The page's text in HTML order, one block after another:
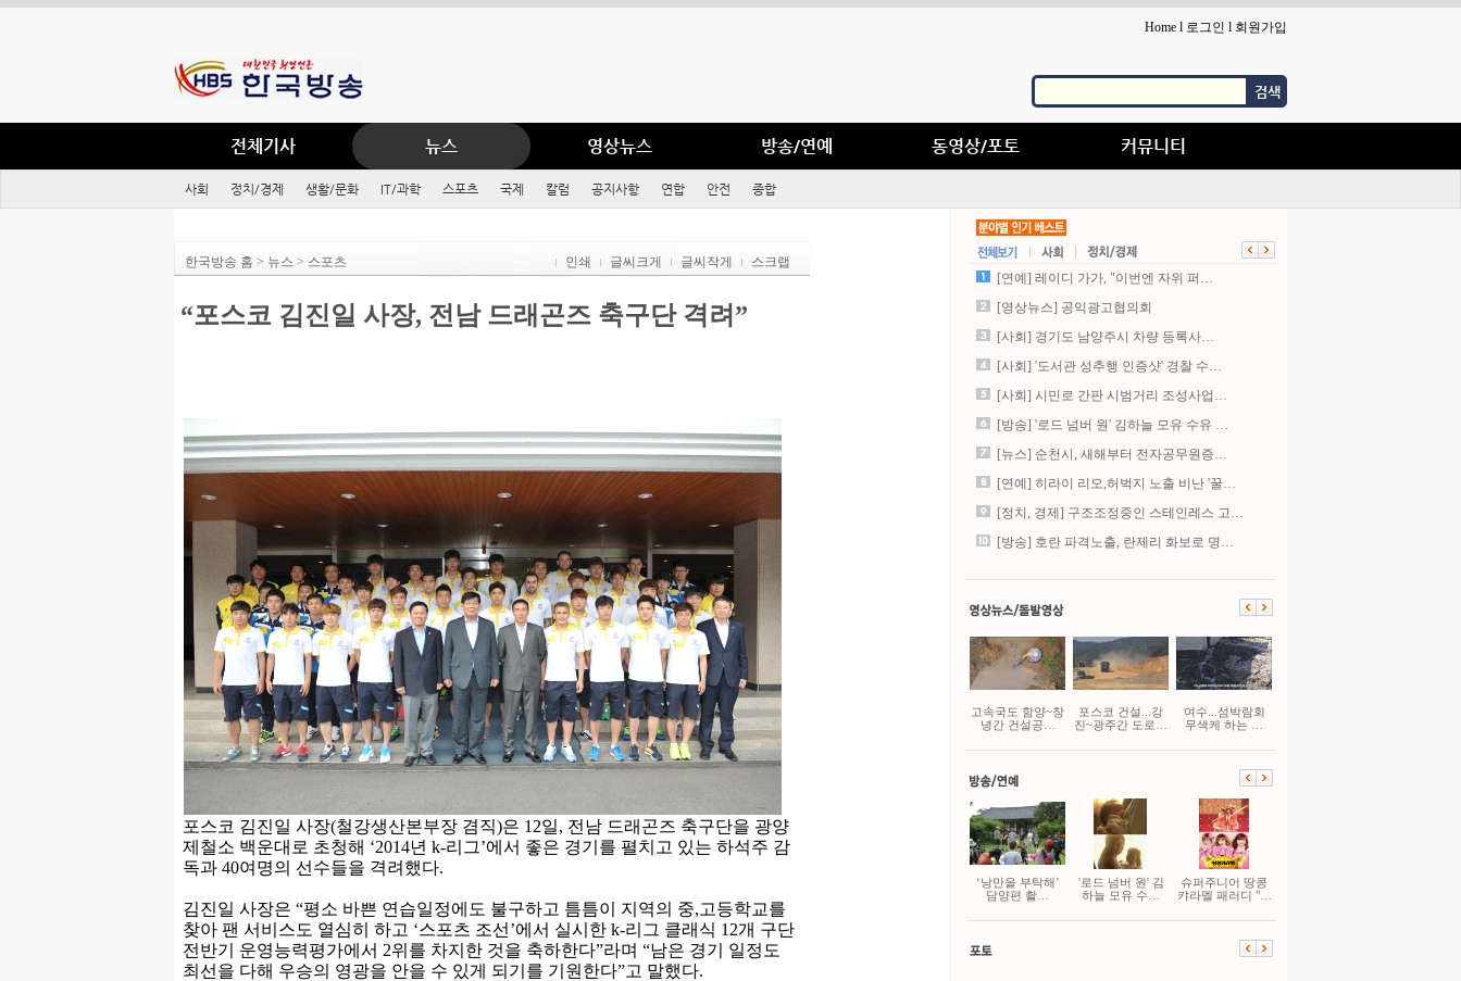
Home l 로그인 l 회원가입
검색
전체기사 뉴스 영상뉴스 방송/연예 동영상/포토 커뮤니티
사회 정치/경제 생활/문화 IT/과학 스포츠 국제 칼럼 공지사항 연합 안전 종합
한국방송 홈 > 뉴스 > 스포츠 인쇄 글씨크게 글씨작게 스크랩
“포스코 김진일 사장, 전남 드래곤즈 축구단 격려”
포스코 김진일 사장(철강생산본부장 겸직)은 12일, 전남 드래곤즈 축구단을 광양
제철소 백운대로 초청해 ‘2014년 k-리그’에서 좋은 경기를 펼치고 있는 하석주 감
독과 40여명의 선수들을 격려했다.
김진일 사장은 “평소 바쁜 연습일정에도 불구하고 틈틈이 지역의 중,고등학교를
찾아 팬 서비스도 열심히 하고 ‘스포츠 조선’에서 실시한 k-리그 클래식 12개 구단
전반기 운영능력평가에서 2위를 차지한 것을 축하한다”라며 “남은 경기 일정도
최선을 다해 우승의 영광을 안을 수 있게 되기를 기원한다”고 말했다.
[연예] 레이디 가가, "이번엔 자위 퍼…
[영상뉴스] 공익광고협의회
[사회] 경기도 남양주시 차량 등록사…
[사회] '도서관 성추행 인증샷' 경찰 수…
[사회] 시민로 간판 시범거리 조성사업…
[방송] '로드 넘버 원' 김하늘 모유 수유 …
[뉴스] 순천시, 새해부터 전자공무원증…
[연예] 히라이 리오,허벅지 노출 비난 '꿀…
[정치, 경제] 구조조정중인 스테인레스 고…
[방송] 호란 파격노출, 란제리 화보로 명…
고속국도 함양~창
녕간 건설공…
포스코 건설...강
진~광주간 도로…
여수...섬박람회
무색케 하는 …
‘낭만을 부탁해’
담양편 촬…
'로드 넘버 원' 김
하늘 모유 수…
슈퍼주니어 땅콩
캬라멜 패러디 "…